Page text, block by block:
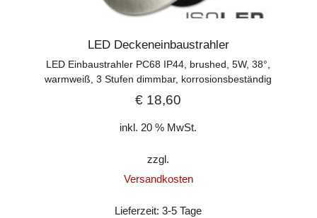
LED Deckeneinbaustrahler
LED Einbaustrahler PC68 IP44, brushed, 5W, 38°,
warmweiß, 3 Stufen dimmbar, korrosionsbeständig
€ 18,60
inkl. 20 % MwSt.
zzgl.
Versandkosten
Lieferzeit:3-5 Tage